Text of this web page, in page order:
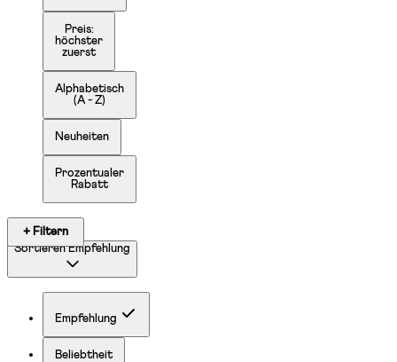
Preis:
höchster
zuerst
Alphabetisch
(A - Z)
Neuheiten
Prozentualer
Rabatt
+ Filtern
Sortieren Empfehlung
Empfehlung
Beliebtheit